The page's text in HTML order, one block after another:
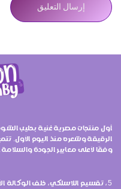
أول منتجات مصرية غنية بحليب
الرقيقة وشعره منذ اليوم الأول.
وفقًا لأعلى معايير الجودة والسلامة.
5، تقسيم اللاسلكي، خلف الوكالة